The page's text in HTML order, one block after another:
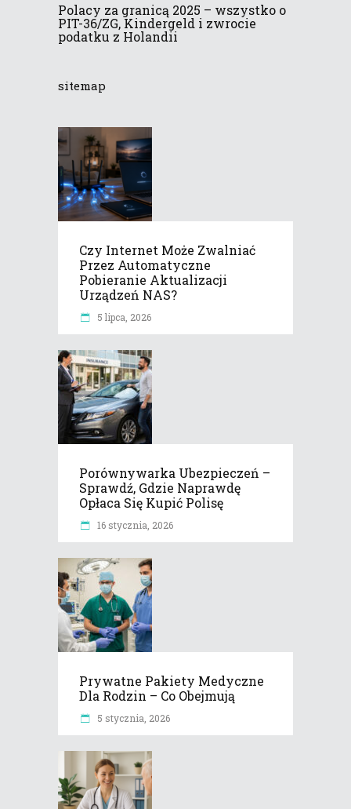
Polacy za granicą 2025 – wszystko o
PIT-36/ZG, Kindergeld i zwrocie
podatku z Holandii
sitemap
Czy Internet Może Zwalniać
Przez Automatyczne
Pobieranie Aktualizacji
Urządzeń NAS?
5 lipca, 2026
Porównywarka Ubezpieczeń –
Sprawdź, Gdzie Naprawdę
Opłaca Się Kupić Polisę
16 stycznia, 2026
Prywatne Pakiety Medyczne
Dla Rodzin – Co Obejmują
5 stycznia, 2026